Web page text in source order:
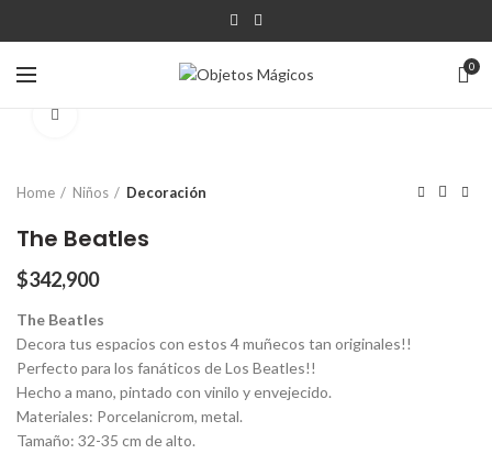
0
Home Niños Decoración
The Beatles
$342,900
The Beatles
Decora tus espacios con estos 4 muñecos tan originales!!
Perfecto para los fanáticos de Los Beatles!!
Hecho a mano, pintado con vinilo y envejecido.
Materiales: Porcelanicrom, metal.
Tamaño: 32-35 cm de alto.